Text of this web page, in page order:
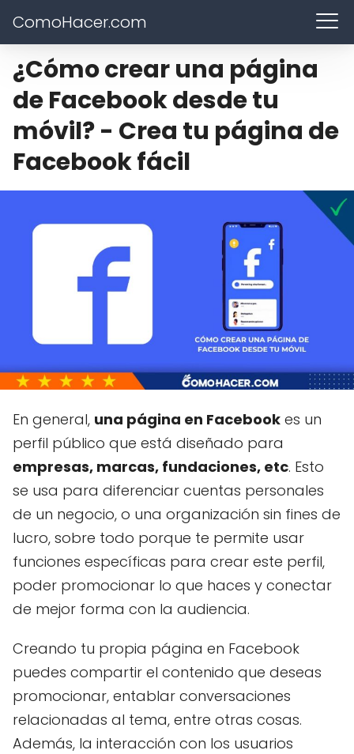
ComoHacer.com
¿Cómo crear una página
de Facebook desde tu
móvil? - Crea tu página de
Facebook fácil
En general, una página en Facebook es un
perfil público que está diseñado para
empresas, marcas, fundaciones, etc. Esto
se usa para diferenciar cuentas personales
de un negocio, o una organización sin fines de
lucro, sobre todo porque te permite usar
funciones específicas para crear este perfil,
poder promocionar lo que haces y conectar
de mejor forma con la audiencia.
Creando tu propia página en Facebook
puedes compartir el contenido que deseas
promocionar, entablar conversaciones
relacionadas al tema, entre otras cosas.
Además, la interacción con los usuarios